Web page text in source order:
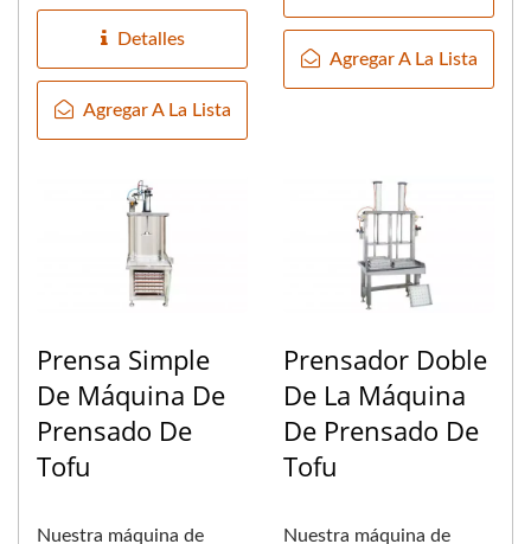
Detalles
Agregar A La Lista
Agregar A La Lista
Prensa Simple
De Máquina De
Prensado De
Tofu
Nuestra máquina de
Prensador Doble
De La Máquina
De Prensado De
Tofu
Nuestra máquina de